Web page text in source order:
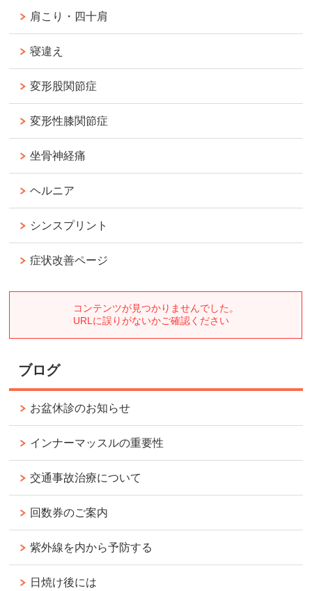
肩こり・四十肩
寝違え
変形股関節症
変形性膝関節症
坐骨神経痛
ヘルニア
シンスプリント
症状改善ページ
ブログ
お盆休診のお知らせ
インナーマッスルの重要性
交通事故治療について
回数券のご案内
紫外線を内から予防する
日焼け後には